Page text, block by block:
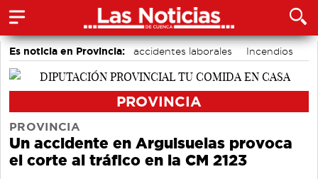
Es noticia en Provincia: accidentes laborales
Incendios
Medio Ambiente
PROVINCIA
PROVINCIA
Un accidente en Arguisuelas provoca
el corte al tráfico en la CM 2123